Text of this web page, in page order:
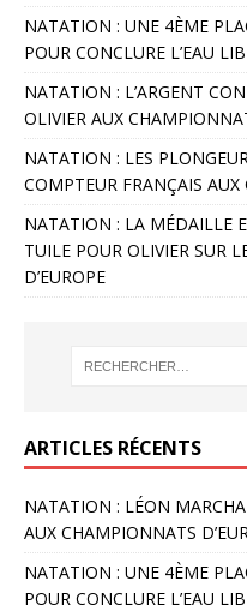
NATATION : UNE 4ÈME
POUR CONCLURE L’EAU
NATATION : L’ARGENT
OLIVIER AUX
NATATION : LES
COMPTEUR FRANÇAIS
NATATION : LA MÉDAILLE
TUILE POUR OLIVIER SUR
D’EUROPE
ARTICLES RÉCENTS
NATATION : LÉON
AUX CHAMPIONNATS
NATATION : UNE 4ÈME
POUR CONCLURE L’EAU